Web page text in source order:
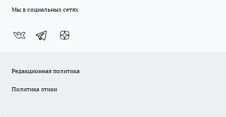
Мы в социальных сетях
Редакционная политика
Политика этики